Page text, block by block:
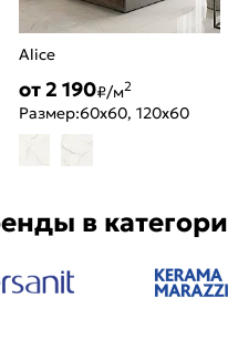
Alice
от 2 190₽/м2
Размер:60x60, 120x60
в